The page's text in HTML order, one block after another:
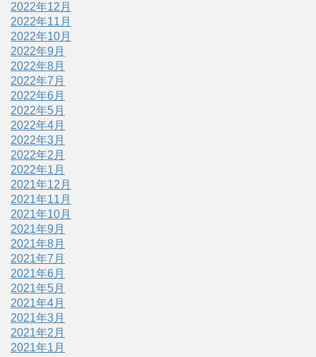
2022年12月
2022年11月
2022年10月
2022年9月
2022年8月
2022年7月
2022年6月
2022年5月
2022年4月
2022年3月
2022年2月
2022年1月
2021年12月
2021年11月
2021年10月
2021年9月
2021年8月
2021年7月
2021年6月
2021年5月
2021年4月
2021年3月
2021年2月
2021年1月